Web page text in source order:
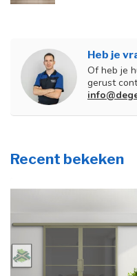
Heb je
Of heb je
gerust
Recent bekeken